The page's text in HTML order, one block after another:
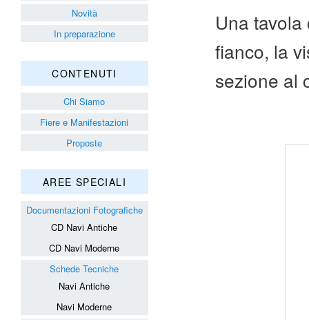
Una
fianco, la
sezione al
Novità
In preparazione
CONTENUTI
Chi Siamo
Fiere e Manifestazioni
Proposte
AREE SPECIALI
Documentazioni Fotografiche
CD Navi Antiche
CD Navi Moderne
Schede Tecniche
Navi Antiche
Navi Moderne